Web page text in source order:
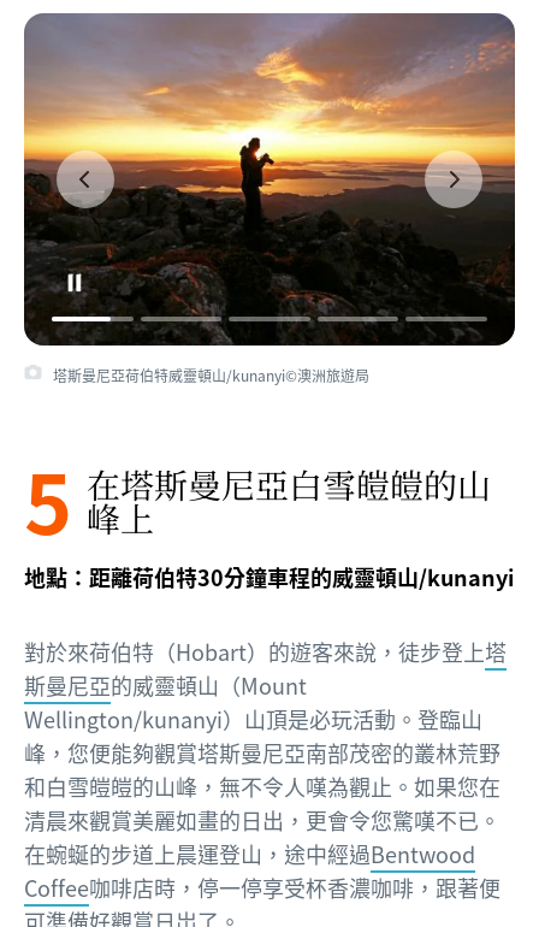
塔斯曼尼亞荷伯特威靈頓山/kunanyi©澳洲旅遊局
5 在塔斯曼尼亞白雪皚皚的山
峰上
地點：距離荷伯特30分鐘車程的威靈頓山/kunanyi
對於來荷伯特（Hobart）的遊客來說，徒步登上塔
斯曼尼亞的威靈頓山（Mount
Wellington/kunanyi）山頂是必玩活動。登臨山
峰，您便能夠觀賞塔斯曼尼亞南部茂密的叢林荒野
和白雪皚皚的山峰，無不令人嘆為觀止。如果您在
清晨來觀賞美麗如畫的日出，更會令您驚嘆不已。
在蜿蜒的步道上晨運登山，途中經過Bentwood
Coffee咖啡店時，停一停享受杯香濃咖啡，跟著便